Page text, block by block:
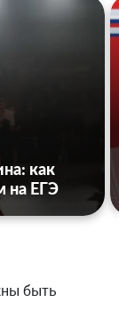
как
на ЕГЭ
быть